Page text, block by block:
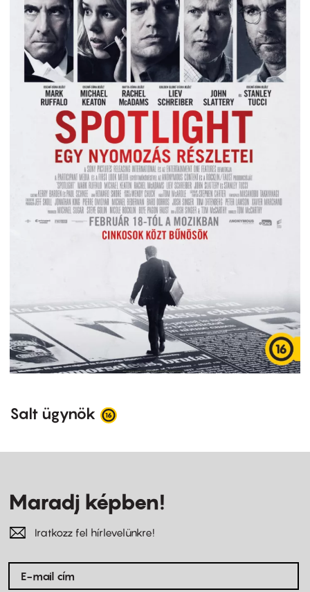
Salt ügynök
Maradj képben!
Iratkozz fel hírlevelünkre!